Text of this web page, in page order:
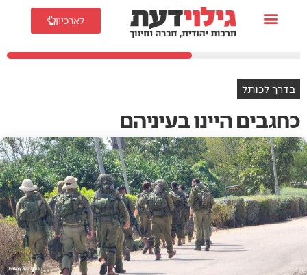
לארכיון
בדרך לכותל
כחגבים היינו בעיניהם